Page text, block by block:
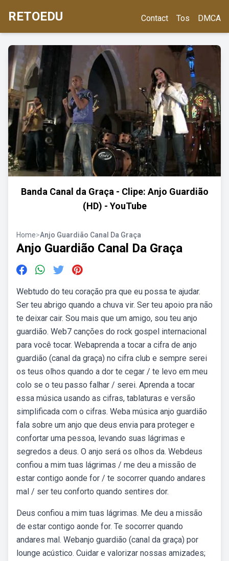
RETOEDU Contact Tos DMCA
Banda Canal da Graça - Clipe: Anjo Guardião
(HD) - YouTube
Home>Anjo Guardião Canal Da Graça
Anjo Guardião Canal Da Graça
Webtudo do teu coração pra que eu possa te ajudar.
Ser teu abrigo quando a chuva vir. Ser teu apoio pra não
te deixar cair. Sou mais que um amigo, sou teu anjo
guardião. Web7 canções do rock gospel internacional
para você tocar. Webaprenda a tocar a cifra de anjo
guardião (canal da graça) no cifra club e sempre serei
os teus olhos quando a dor te cegar / te levo em meu
colo se o teu passo falhar / serei. Aprenda a tocar
essa música usando as cifras, tablaturas e versão
simplificada com o cifras. Weba música anjo guardião
fala sobre um anjo que deus envia para proteger e
confortar uma pessoa, levando suas lágrimas e
segredos a deus. O anjo será os olhos da. Webdeus
confiou a mim tuas lágrimas / me deu a missão de
estar contigo aonde for / te socorrer quando andares
mal / ser teu conforto quando sentires dor.
Deus confiou a mim tuas lágrimas. Me deu a missão
de estar contigo aonde for. Te socorrer quando
andares mal. Webanjo guardião (canal da graça) por
lounge acústico. Cuidar e valorizar nossas amizades;